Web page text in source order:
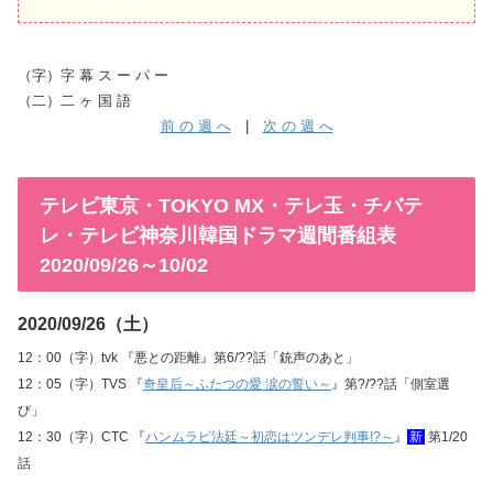
（字）字 幕 ス ー パ ー
（二）二 ヶ 国 語
前 の 週 へ| 次 の 週 へ
テレビ東京・TOKYO MX・テレ玉・チバテ
レ・テレビ神奈川韓国ドラマ週間番組表
2020/09/26～10/02
2020/09/26（土）
12：00（字）tvk 『悪との距離』第6/??話「銃声のあと」
12：05（字）TVS 『奇皇后～ふたつの愛 涙の誓い～ 』第?/??話「側室選
び」
12：30（字）CTC 『ハンムラビ法廷～初恋はツンデレ判事!?～ 』 新 第1/20
話